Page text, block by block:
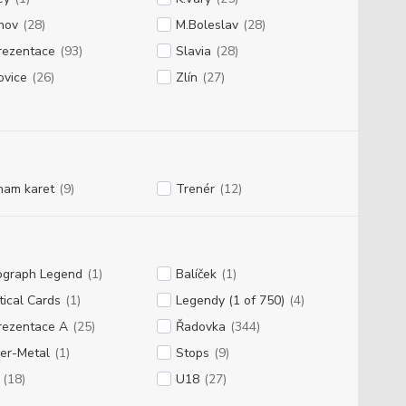
(28) M.Boleslav (28)
(93) Slavia (28)
(26) Zlín (27)
karet (9) Trenér (12)
Legend (1) Balíček (1)
Cards (1) Legendy (1 of 750) (4)
A (25) Řadovka (344)
Metal (1) Stops (9)
(18)
U18 (27)